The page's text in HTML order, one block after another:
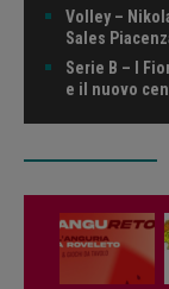
Volley –
Sales
Serie B – I
e il nuovo